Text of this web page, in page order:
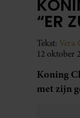
“ER
Tekst: Vera
12 oktober
Koning
met zijn